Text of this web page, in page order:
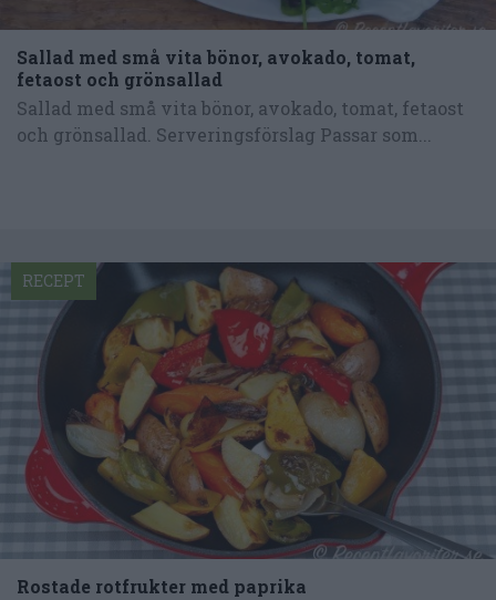
Sallad med små vita bönor, avokado, tomat,
fetaost och grönsallad
Sallad med små vita bönor, avokado, tomat, fetaost
och grönsallad. Serveringsförslag Passar som...
Rostade rotfrukter med paprika
RECEPT